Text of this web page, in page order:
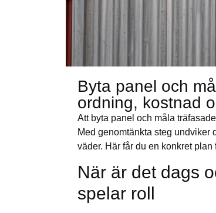
Byta panel och
ordning, kostnad
Att byta panel och måla
Med genomtänkta steg undviker
väder. Här får du en konkret
När är det dags
spelar roll